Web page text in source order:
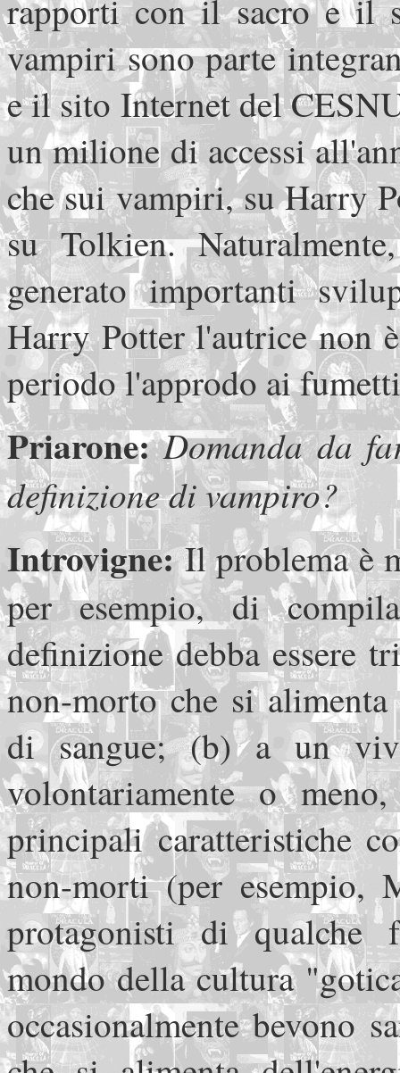
rapporti con il sacro e il
vampiri sono parte
e il sito Internet del
un milione di accessi
che sui vampiri, su Harry
su Tolkien.
generato importanti
Harry Potter l'autrice non
periodo l'approdo ai
Priarone:Domanda da
definizione di vampiro?
Introvigne:Il problema è
per esempio, di
definizione debba essere
non-morto che si
di sangue; (b) a un
volontariamente o
principali caratteristiche
non-morti (per esempio,
protagonisti di qualche
mondo della cultura
occasionalmente bevono